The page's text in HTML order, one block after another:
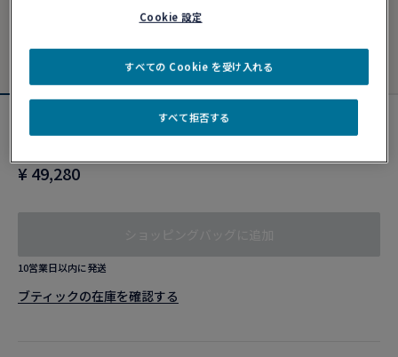
ブルー、ホワイト、レッド、ブラック エン
¥ 49,280
10営業日以内に発送
ブティックの在庫を確認する​
Cookie 設定
すべて拒否する
すべての Cookie を受け入れる